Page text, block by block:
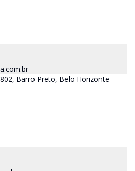
Barro Preto, Belo Horizonte -